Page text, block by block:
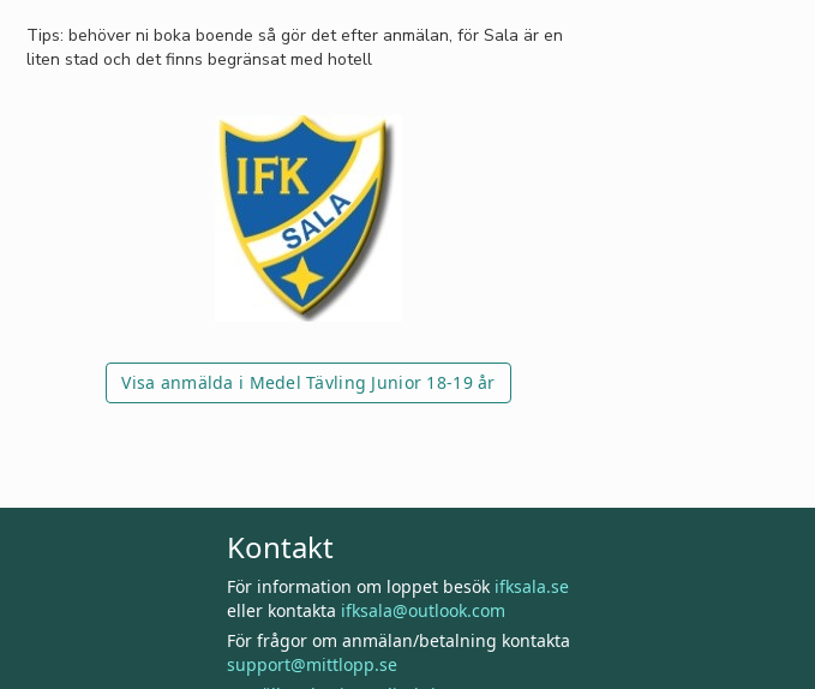
Tips: behöver ni boka boende så gör det efter anmälan, för Sala är en
liten stad och det finns begränsat med hotell
Visa anmälda i Medel Tävling Junior 18-19 år
Kontakt
För information om loppet besök ifksala.se
eller kontakta ifksala@outlook.com
För frågor om anmälan/betalning kontakta
support@mittlopp.se